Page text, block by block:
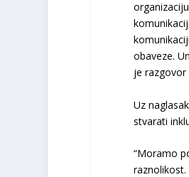
obaveze.
je razgovor
Uz
stvarati
“Moramo